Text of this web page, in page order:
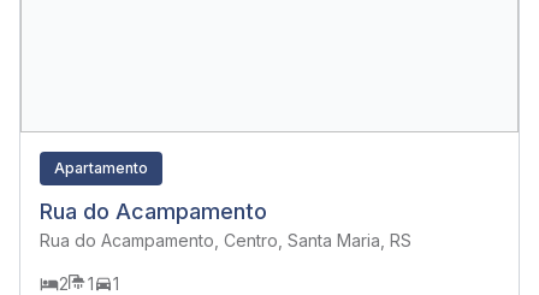
Apartamento
Rua do Acampamento
Rua do Acampamento, Centro, Santa Maria, RS
2 1 1